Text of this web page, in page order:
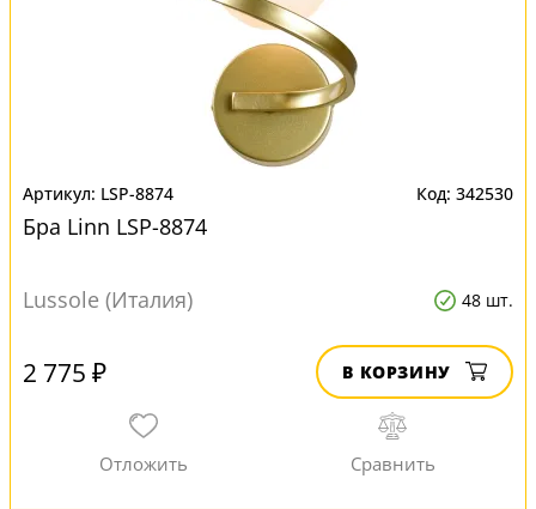
LSP-8874 342530
Бра Linn LSP-8874
Lussole (Италия) 48 шт.
2 775 ₽ В КОРЗИНУ